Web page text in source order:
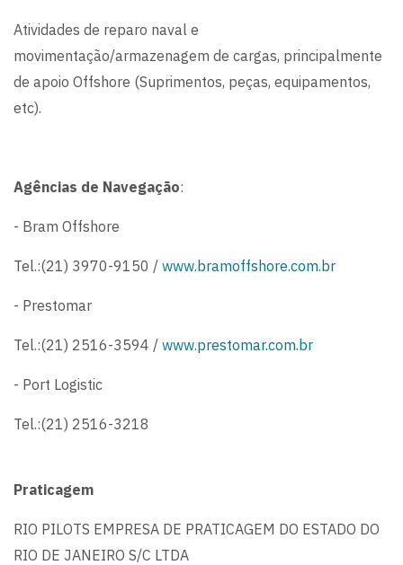
Atividades de reparo naval e
movimentação/armazenagem de cargas, principalmente
de apoio Offshore (Suprimentos, peças, equipamentos,
etc).
Agências de Navegação:
- Bram Offshore
Tel.:(21) 3970-9150 / www.bramoffshore.com.br
- Prestomar
Tel.:(21) 2516-3594 / www.prestomar.com.br
- Port Logistic
Tel.:(21) 2516-3218
Praticagem
RIO PILOTS EMPRESA DE PRATICAGEM DO ESTADO DO
RIO DE JANEIRO S/C LTDA